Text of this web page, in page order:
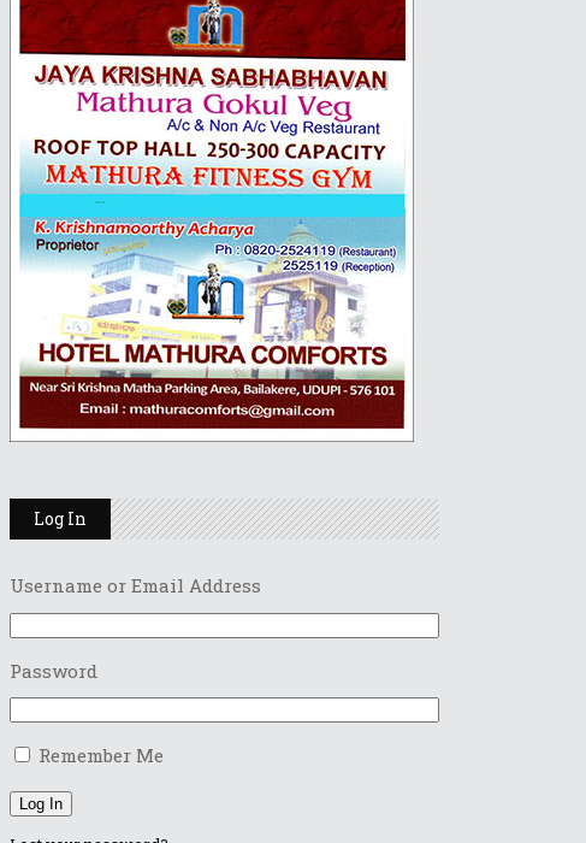
Log In
Username or Email Address
Password
Remember Me
Log In